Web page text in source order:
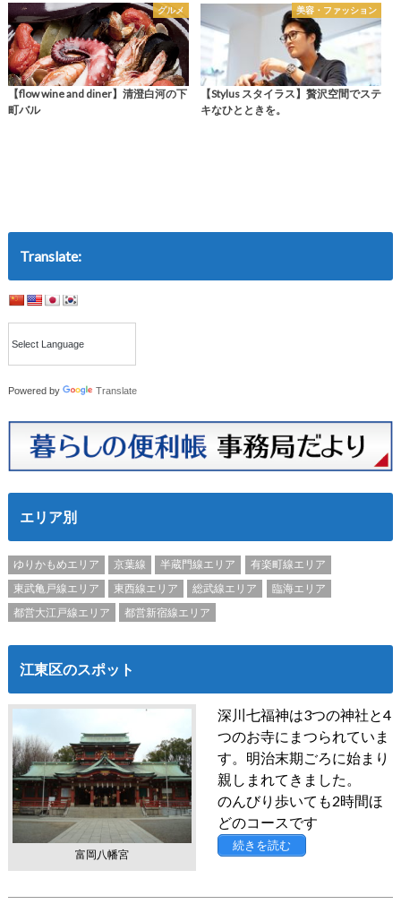
グルメ
【flow wine and diner】清澄白河の下
町バル
美容・ファッション
【Stylus スタイラス】贅沢空間でステ
キなひとときを。
Translate:
Powered by Translate
エリア別
ゆりかもめエリア 京葉線 半蔵門線エリア
有楽町線エリア
東武亀戸線エリア
東西線エリア 総武線エリア
臨海エリア
都営大江戸線エリア
都営新宿線エリア
江東区のスポット
富岡八幡宮
深川七福神は3つの神社と4
つのお寺にまつられていま
す。明治末期ごろに始まり
親しまれてきました。
のんびり歩いても2時間ほ
どのコースです
続きを読む